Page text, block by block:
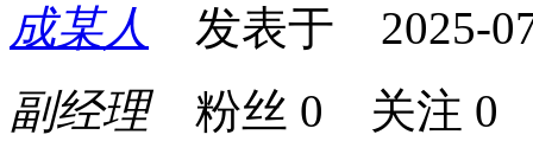
成某人
发表于 2025-
副经理粉丝 0 关注 0